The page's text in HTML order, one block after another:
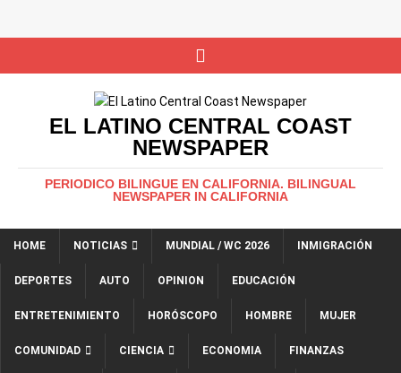
EL LATINO CENTRAL COAST
NEWSPAPER
PERIODICO BILINGUE EN CALIFORNIA. BILINGUAL
NEWSPAPER IN CALIFORNIA
HOME NOTICIAS MUNDIAL / WC 2026 INMIGRACIÓN
DEPORTES AUTO OPINION EDUCACIÓN
ENTRETENIMIENTO HORÓSCOPO HOMBRE MUJER
COMUNIDAD CIENCIA ECONOMIA FINANZAS